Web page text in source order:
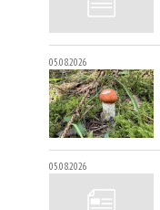
05.08.2026
05.08.2026